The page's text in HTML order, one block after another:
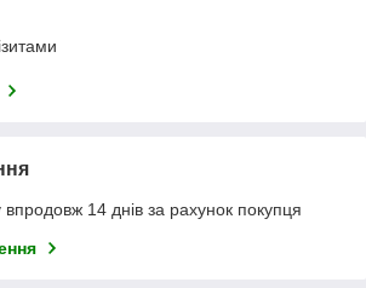
14 днів за рахунок покупця